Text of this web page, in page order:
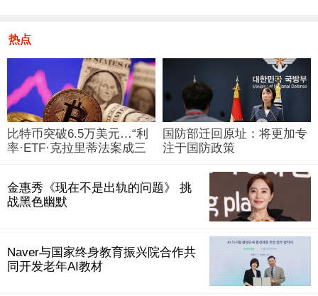
热点
比特币突破6.5万美元…“利
率·ETF·克拉里蒂法案成三
国防部迁回原址：将更加专
注于国防政策
金惠秀《现在不是出轨的问题》 挑
战黑色幽默
Naver与国家终身教育振兴院合作共
同开发老年AI教材